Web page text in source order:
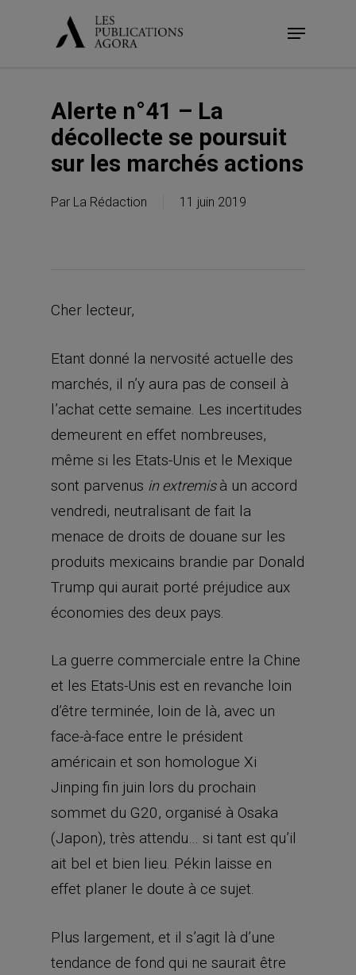
Menu
Alerte n°41 – La
décollecte se poursuit
sur les marchés actions
Par La Rédaction 11 juin 2019
Cher lecteur,
Etant donné la nervosité actuelle des
marchés, il n’y aura pas de conseil à
l’achat cette semaine. Les incertitudes
demeurent en effet nombreuses,
même si les Etats-Unis et le Mexique
sont parvenus in extremisà un accord
vendredi, neutralisant de fait la
menace de droits de douane sur les
produits mexicains brandie par Donald
Trump qui aurait porté préjudice aux
économies des deux pays.
La guerre commerciale entre la Chine
et les Etats-Unis est en revanche loin
d’être terminée, loin de là, avec un
face-à-face entre le président
américain et son homologue Xi
Jinping fin juin lors du prochain
sommet du G20, organisé à Osaka
(Japon), très attendu… si tant est qu’il
ait bel et bien lieu. Pékin laisse en
effet planer le doute à ce sujet.
Plus largement, et il s’agit là d’une
tendance de fond qui ne saurait être